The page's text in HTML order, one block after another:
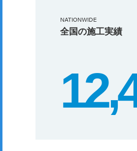
NATIONWIDE
全国の施工実績